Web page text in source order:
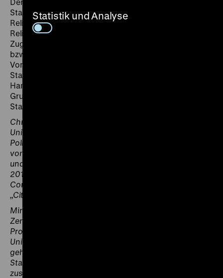
Staatsbürgerschaft grundsätzlich ohne Ansehen der
Religion. Das war – und ist – nicht immer so. Welche
Religionszugehörigkeiten wurden historisch im
Zugang zu staatsbürgerlichen Rechten benachteiligt
bzw. prämiert? Gibt es auch heute noch religiöse
Voraussetzungen und Folgen beim Erwerb einer
Staatsbürgerschaft oder religiöse Auffassungen und
Handlungsanleitungen, die im Gegensatz zu den
Grundsätzen der Freiheit und Gleichheit moderner
Staatsangehörigkeit stehen?
Christian Joppke ist Professor für Soziologie an der
Universität Bern und Honorarprofessor am Institut für
Politikwissenschaft der Universität Aarhus. Er ist Autor
von „Der säkulare Staat auf dem Prüfstand.
und Politik in Europa und den USA“ (Hamburger Edition
2018), „Legal Integration of Islam: A Transatlantic
Comparison“ (Harvard University Press 2013) und
„Citizenship and Immigration“ (Polity Press 2010).
Miriam Rürup ist Direktorin des Moses Mendelssohn
Zentrums für europäisch-jüdische Studien und
Professorin für europäisch-jüdische Studien an der
Universität Potsdam. Zu ihren Veröffentlichungen
gehören u.v.a. der Band „Ausgeschlossen.
Staatsbürgerschaft, Staatenlosigkeit und Exil“ (hrsg.
zus. mit Dörte Bischoff; Edition text + kritik 2018) und
Statistik und Analyse